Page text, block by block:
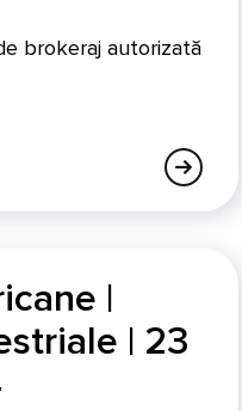
brokeraj autorizată
|
| 23